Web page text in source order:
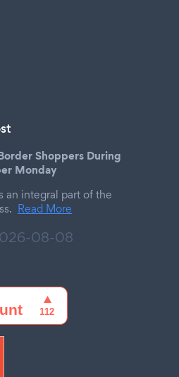
Shoppers During
Monday
an integral part of the
Read More
08-08